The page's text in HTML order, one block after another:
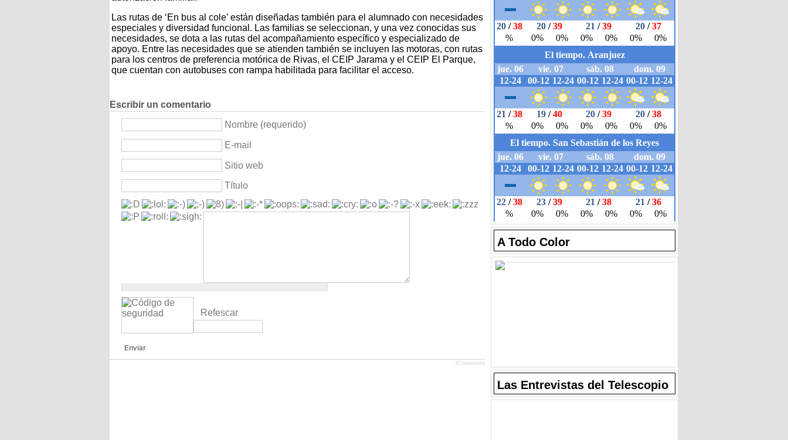
Las rutas de ‘En bus al cole’ están diseñadas también para el alumnado con necesidades
especiales y diversidad funcional. Las familias se seleccionan, y una vez conocidas sus
necesidades, se dota a las rutas del acompañamiento específico y especializado de
apoyo. Entre las necesidades que se atienden también se incluyen las motoras, con rutas
para los centros de preferencia motórica de Rivas, el CEIP Jarama y el CEIP El Parque,
que cuentan con autobuses con rampa habilitada para facilitar el acceso.
Escribir un comentario
Nombre (requerido)
E-mail
Sitio web
Título
Refescar
Enviar
JComments
A Todo Color
Las Entrevistas del Telescopio